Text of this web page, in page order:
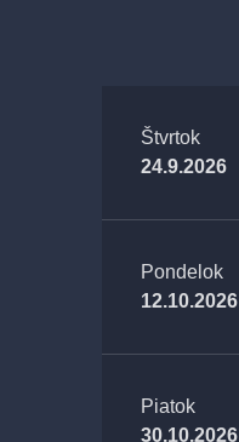
Štvrtok
24.9.2026
Pondelok
12.10.2026
Piatok
30.10.2026